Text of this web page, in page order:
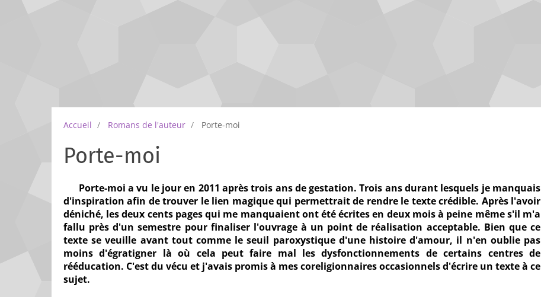
Accueil Romans de l'auteur Porte-moi
Porte-moi
Porte-moi a vu le jour en 2011 après trois ans de gestation. Trois ans durant lesquels je manquais
d'inspiration afin de trouver le lien magique qui permettrait de rendre le texte crédible. Après l'avoir
déniché, les deux cents pages qui me manquaient ont été écrites en deux mois à peine même s'il m'a
fallu près d'un semestre pour finaliser l'ouvrage à un point de réalisation acceptable. Bien que ce
texte se veuille avant tout comme le seuil paroxystique d'une histoire d'amour, il n'en oublie pas
moins d'égratigner là où cela peut faire mal les dysfonctionnements de certains centres de
rééducation. C'est du vécu et j'avais promis à mes coreligionnaires occasionnels d'écrire un texte à ce
sujet.